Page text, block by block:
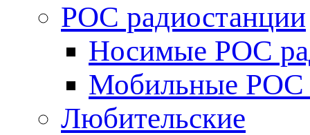
POC радиостанции
Носимые POC
Мобильные POC
Любительские